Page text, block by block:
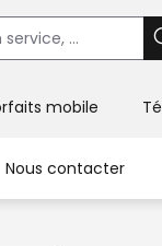
mobile
Nous contacter